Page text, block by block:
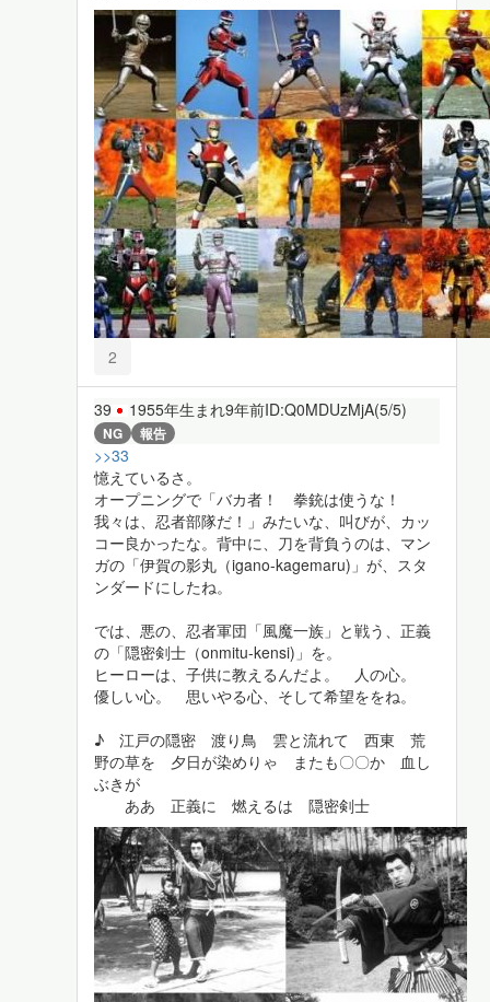
2
39 1955年生まれ9年前ID:Q0MDUzMjA(5/5)
NG 報告
>>33
憶えているさ。
オープニングで「バカ者！ 拳銃は使うな！
我々は、忍者部隊だ！」みたいな、叫びが、カッ
コー良かったな。背中に、刀を背負うのは、マン
ガの「伊賀の影丸（igano-kagemaru)」が、スタ
ンダードにしたね。
では、悪の、忍者軍団「風魔一族」と戦う、正義
の「隠密剣士（onmitu-kensi)」を。
ヒーローは、子供に教えるんだよ。 人の心。
優しい心。 思いやる心、そして希望ををね。
♪ 江戸の隠密 渡り鳥 雲と流れて 西東 荒
野の草を 夕日が染めりゃ またも〇〇か 血し
ぶきが
ああ 正義に 燃えるは 隠密剣士